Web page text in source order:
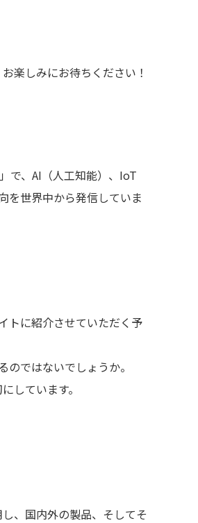
楽しみにお待ちください！
で、AI（人工知能）、IoT
を世界中から発信していま
トに紹介させていただく予
ではないでしょうか。
しています。
、国内外の製品、そしてそ